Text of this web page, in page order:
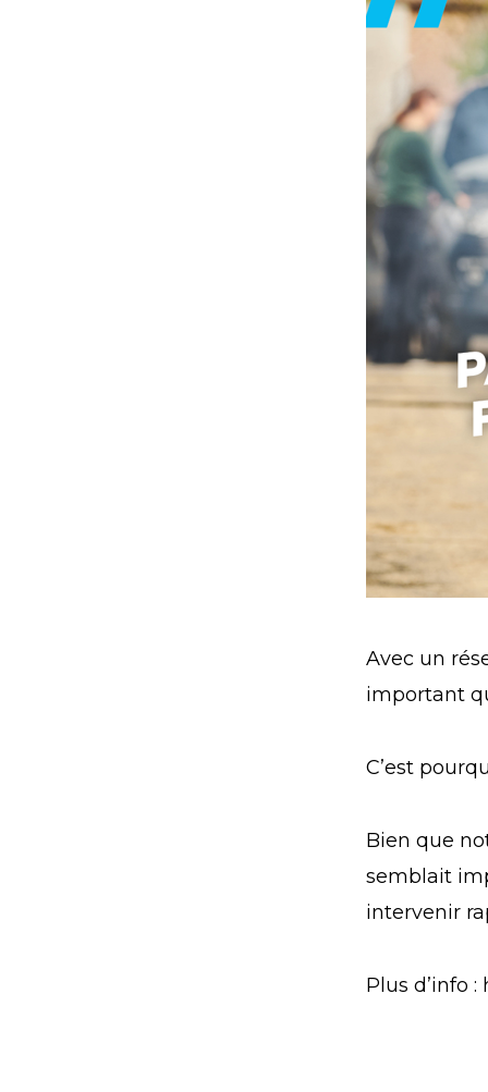
Avec un
important
C’est
Bien que
semblait
intervenir
Plus d’info :